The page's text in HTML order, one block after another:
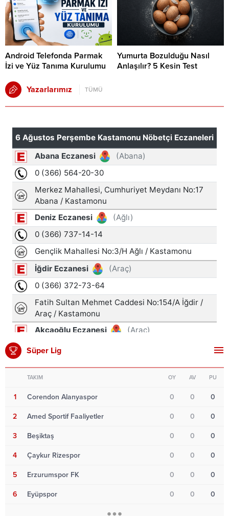
Android Telefonda Parmak
İzi ve Yüz Tanıma Kurulumu
Yumurta Bozulduğu Nasıl
Anlaşılır? 5 Kesin Test
Yazarlarımız TÜMÜ
Süper Lig
TAKIM OY AV PU
1 Corendon Alanyaspor 0 0 0
2 Amed Sportif Faaliyetler 0 0 0
3 Beşiktaş 0 0 0
4 Çaykur Rizespor 0 0 0
5 Erzurumspor FK 0 0 0
6 Eyüpspor 0 0 0